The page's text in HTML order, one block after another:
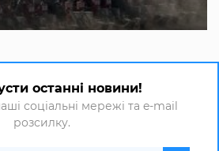
останні новини!
соціальні мережі та e-mail
розсилку.